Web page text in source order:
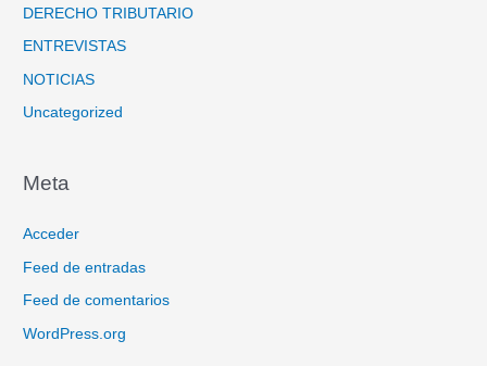
DERECHO TRIBUTARIO
ENTREVISTAS
NOTICIAS
Uncategorized
Meta
Acceder
Feed de entradas
Feed de comentarios
WordPress.org